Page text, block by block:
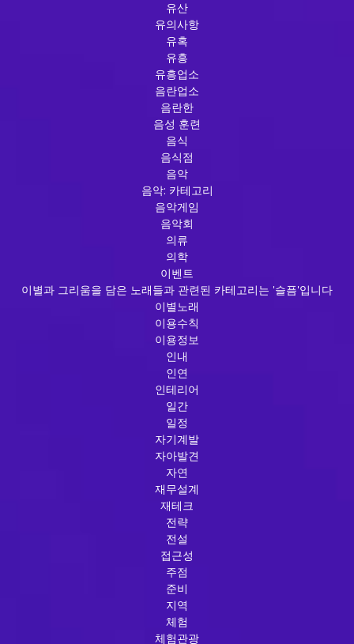
유산
유의사항
유혹
유흥
유흥업소
음란업소
음란한
음성 훈련
음식
음식점
음악
음악: 카테고리
음악게임
음악회
의류
의학
이벤트
이별과 그리움을 담은 노래들과 관련된 카테고리는 '슬픔'입니다
이별노래
이용수칙
이용정보
인내
인연
인테리어
일간
일정
자기계발
자아발견
자연
재무설계
재테크
전략
전설
접근성
주점
준비
지역
체험
체험관광